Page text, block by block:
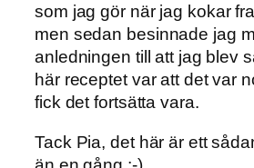
som jag gör när jag kokar
men sedan besinnade jag
anledningen till att jag blev
här receptet var att det var
fick det fortsätta vara.
Tack Pia, det här är ett